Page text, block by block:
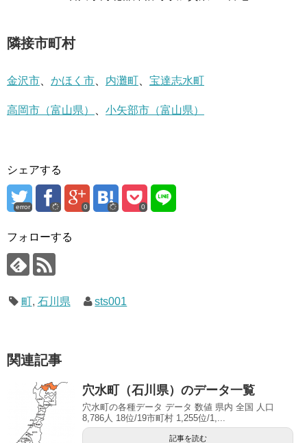
隣接市町村
金沢市 かほく市 内灘町 宝達志水町
高岡市（富山県） 小矢部市（富山県）
シェアする
error 0 0
フォローする
町, 石川県 sts001
関連記事
穴水町（石川県）のデータ一覧
穴水町の各種データ データ 数値 県内 全国 人口
8,786人 18位/19市町村 1,255位/1,...
記事を読む